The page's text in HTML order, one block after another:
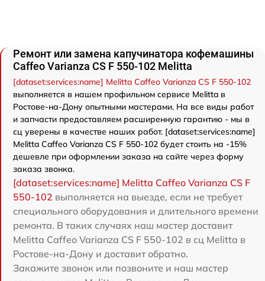
Ремонт или замена капучинатора кофемашины
Caffeo Varianza CS F 550-102 Melitta
[dataset:services:name] Melitta Caffeo Varianza CS F 550-102
выполняется в нашем профильном сервисе Melitta в
Ростове-на-Дону опытными мастерами. На все виды работ
и запчасти предоставляем расширенную гарантию - мы в
сц уверены в качестве наших работ. [dataset:services:name]
Melitta Caffeo Varianza CS F 550-102 будет стоить на -15%
дешевле при оформлении заказа на сайте через форму
заказа звонка.
[dataset:services:name] Melitta Caffeo Varianza CS F
550-102 выполняется на выезде, если не требует
специального оборудования и длительного времени
ремонта. В таких случаях наш мастер доставит
Melitta Caffeo Varianza CS F 550-102 в сц Melitta в
Ростове-на-Дону и доставит обратно.
Закажите звонок или позвоните и наш мастер